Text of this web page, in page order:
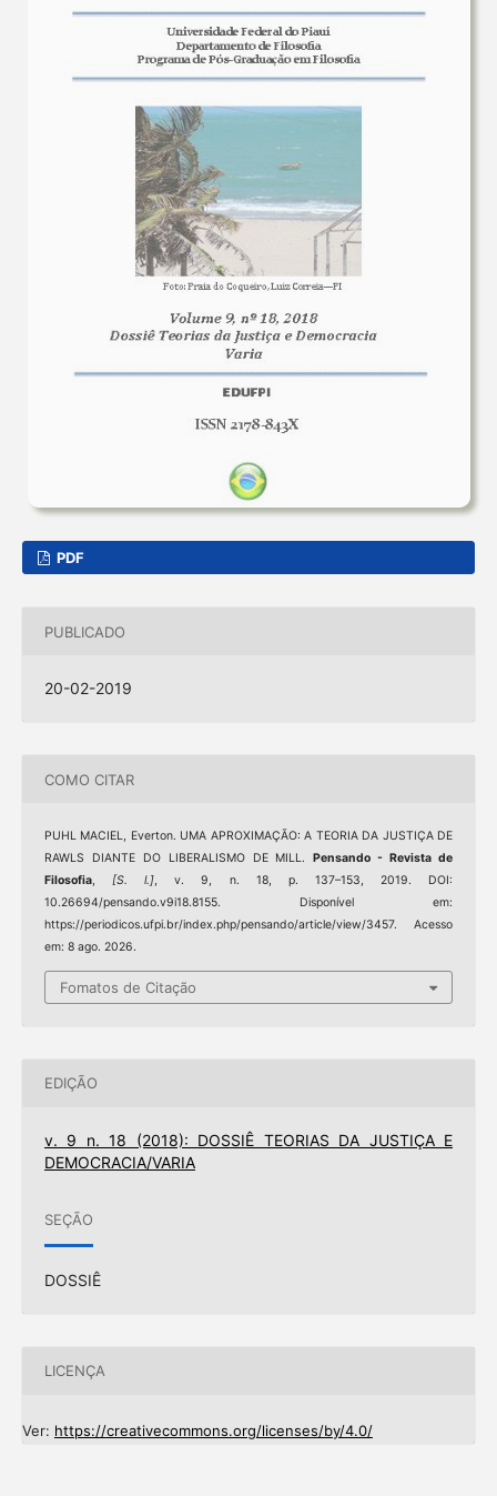
PDF
PUBLICADO
20-02-2019
COMO CITAR
PUHL MACIEL, Everton. UMA APROXIMAÇÃO: A TEORIA DA JUSTIÇA DE
RAWLS DIANTE DO LIBERALISMO DE MILL.Pensando - Revista de
Filosofia,[S. l.], v. 9, n. 18, p. 137–153, 2019. DOI:
10.26694/pensando.v9i18.8155. Disponível em:
https://periodicos.ufpi.br/index.php/pensando/article/view/3457. Acesso
em: 8 ago. 2026.
Fomatos de Citação
EDIÇÃO
v. 9 n. 18 (2018): DOSSIÊ TEORIAS DA JUSTIÇA E
DEMOCRACIA/VARIA
SEÇÃO
DOSSIÊ
LICENÇA
Ver: https://creativecommons.org/licenses/by/4.0/